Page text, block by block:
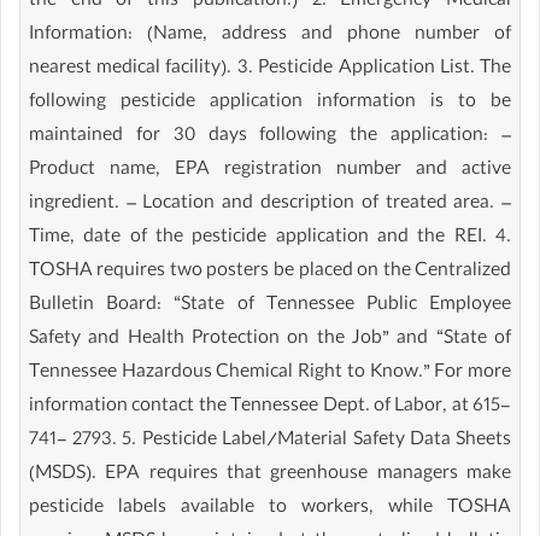
Information: (Name, address and phone number of
nearest medical facility). 3. Pesticide Application List. The
following pesticide application information is to be
maintained for 30 days following the application: –
Product name, EPA registration number and active
ingredient. – Location and description of treated area. –
Time, date of the pesticide application and the REI. 4.
TOSHA requires two posters be placed on the Centralized
Bulletin Board: “State of Tennessee Public Employee
Safety and Health Protection on the Job” and “State of
Tennessee Hazardous Chemical Right to Know.” For more
information contact the Tennessee Dept. of Labor, at 615-
741- 2793. 5. Pesticide Label/Material Safety Data Sheets
(MSDS). EPA requires that greenhouse managers make
pesticide labels available to workers, while TOSHA